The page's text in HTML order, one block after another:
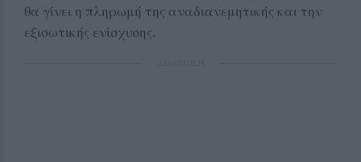
θα γίνει η πληρωμή της αναδιανεμητικής και την
εξισωτικής ενίσχυσης.